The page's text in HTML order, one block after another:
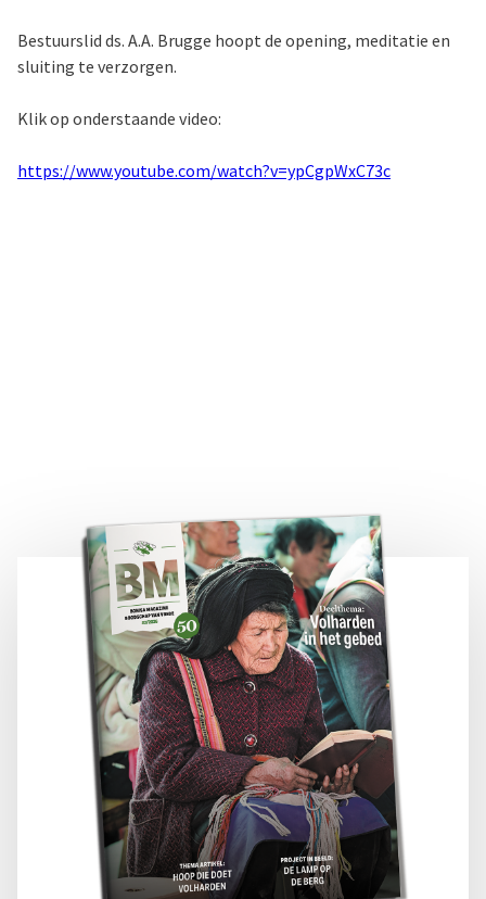
Bestuurslid ds. A.A. Brugge hoopt de opening, meditatie en
sluiting te verzorgen.
Klik op onderstaande video:
https://www.youtube.com/watch?v=ypCgpWxC73c